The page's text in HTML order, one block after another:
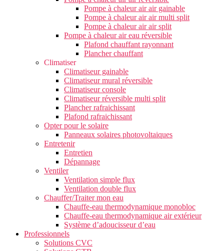
Pompe à chaleur air air gainable
Pompe à chaleur air air multi split
Pompe à chaleur air air split
Pompe à chaleur air eau réversible
Plafond chauffant rayonnant
Plancher chauffant
Climatiser
Climatiseur gainable
Climatiseur mural réversible
Climatiseur console
Climatiseur réversible multi split
Plancher rafraichissant
Plafond rafraichissant
Opter pour le solaire
Panneaux solaires photovoltaiques
Entretenir
Entretien
Dépannage
Ventiler
Ventilation simple flux
Ventilation double flux
Chauffer/Traiter mon eau
Chauffe-eau thermodynamique monobloc
Chauffe-eau thermodynamique air extérieur
Système d’adoucisseur d’eau
Professionnels
Solutions CVC